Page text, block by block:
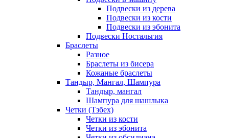
Подвески из дерева
Подвески из кости
Подвески из эбонита
Подвески Ностальгия
Браслеты
Разное
Браслеты из бисера
Кожаные браслеты
Тандыр, Мангал, Шампура
Тандыр, мангал
Шампура для шашлыка
Четки (Тзбех)
Четки из кости
Четки из эбонита